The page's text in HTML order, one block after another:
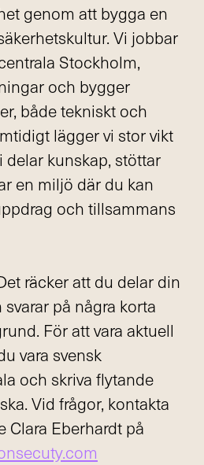
genom att bygga en
Vi jobbar
Stockholm,
och bygger
både tekniskt och
lägger vi stor vikt
delar kunskap, stöttar
en miljö där du kan
och tillsammans
räcker att du delar din
på några korta
För att vara aktuell
vara svensk
och skriva flytande
Vid frågor, kontakta
Clara Eberhardt på